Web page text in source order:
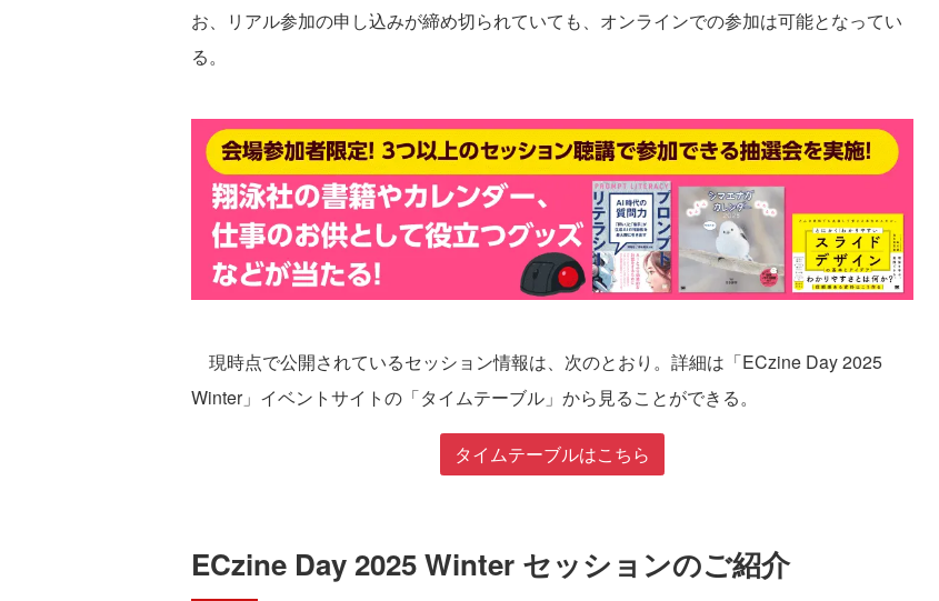
お、リアル参加の申し込みが締め切られていても、オンラインでの参加は可能となってい
る。
現時点で公開されているセッション情報は、次のとおり。詳細は「ECzine Day 2025
Winter」イベントサイトの「タイムテーブル」から見ることができる。
タイムテーブルはこちら
ECzine Day 2025 Winter セッションのご紹介